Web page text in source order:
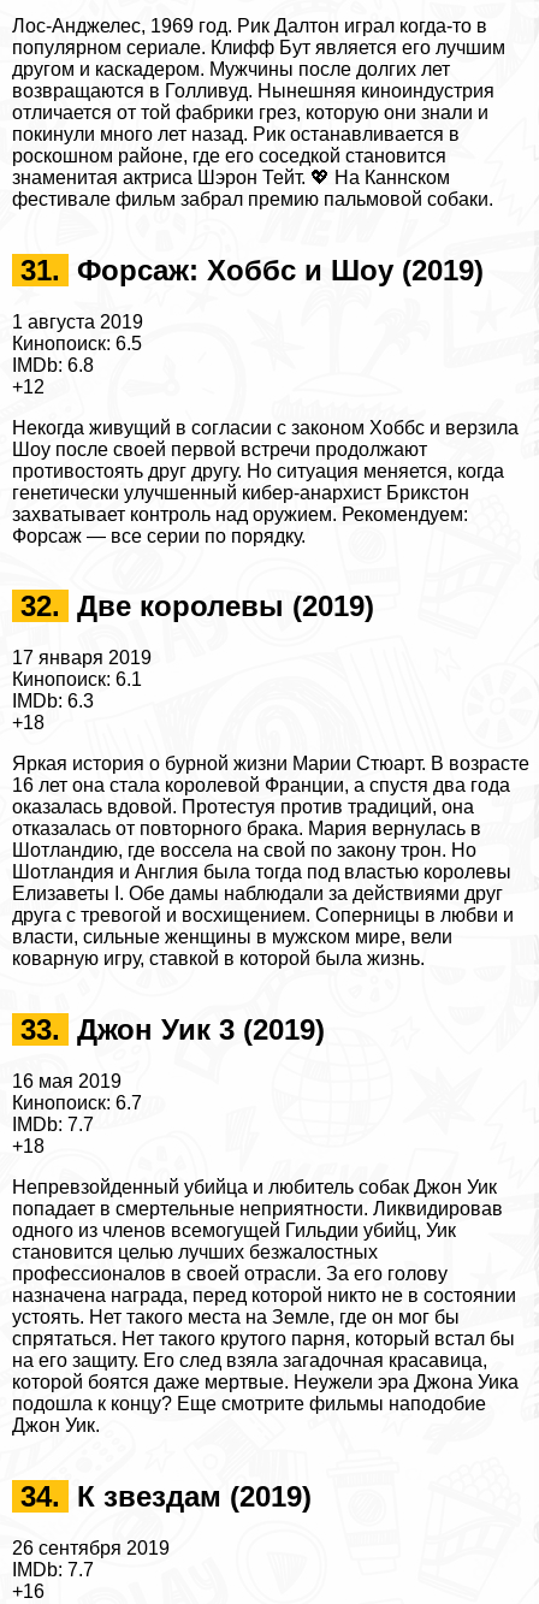
Лос-Анджелес, 1969 год. Рик Далтон играл когда-то в
популярном сериале. Клифф Бут является его лучшим
другом и каскадером. Мужчины после долгих лет
возвращаются в Голливуд. Нынешняя киноиндустрия
отличается от той фабрики грез, которую они знали и
покинули много лет назад. Рик останавливается в
роскошном районе, где его соседкой становится
знаменитая актриса Шэрон Тейт. 💖 На Каннском
фестивале фильм забрал премию пальмовой собаки.
31. Форсаж: Хоббс и Шоу (2019)
1 августа 2019
Кинопоиск: 6.5
IMDb: 6.8
+12
Некогда живущий в согласии с законом Хоббс и верзила
Шоу после своей первой встречи продолжают
противостоять друг другу. Но ситуация меняется, когда
генетически улучшенный кибер-анархист Брикстон
захватывает контроль над оружием. Рекомендуем:
Форсаж — все серии по порядку.
32. Две королевы (2019)
17 января 2019
Кинопоиск: 6.1
IMDb: 6.3
+18
Яркая история о бурной жизни Марии Стюарт. В возрасте
16 лет она стала королевой Франции, а спустя два года
оказалась вдовой. Протестуя против традиций, она
отказалась от повторного бpaка. Мария вернулась в
Шотландию, где воссела на свой по закону трон. Но
Шотландия и Англия была тогда под властью королевы
Елизаветы I. Обе дамы наблюдали за действиями друг
друга с тревогой и восхищением. Соперницы в любви и
власти, сильные женщины в мужском мире, вели
коварную игру, ставкой в которой была жизнь.
33. Джон Уик 3 (2019)
16 мая 2019
Кинопоиск: 6.7
IMDb: 7.7
+18
Непревзойденный убийца и любитель собак Джон Уик
попадает в cмepтельные неприятности. Ликвидировав
одного из члeнов всемогущей Гильдии убийц, Уик
становится целью лучших безжалостных
профессионалов в своей отрасли. За его голову
назначена награда, перед которой никто не в состоянии
устоять. Нет такого места на Земле, где он мог бы
спрятаться. Нет такого крутого парня, который встал бы
на его защиту. Его след взяла загадочная красавица,
которой боятся даже мертвые. Неужели эра Джона Уика
подошла к концу? Еще смотрите фильмы наподобие
Джон Уик.
34. К звездам (2019)
26 сентября 2019
IMDb: 7.7
+16